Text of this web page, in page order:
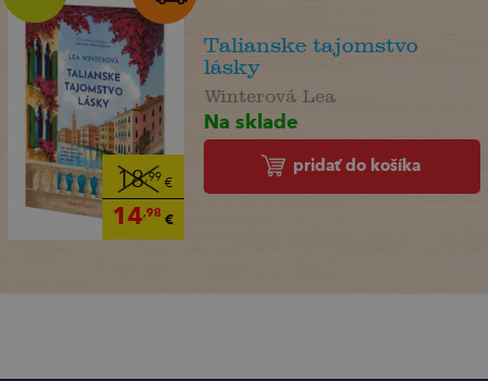
18,99 €
14,98€
Talianske tajomstvo
lásky
Winterová Lea
Na sklade
pridať do košíka